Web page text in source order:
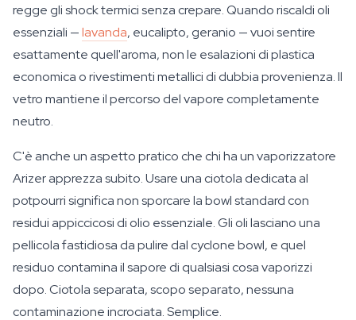
regge gli shock termici senza crepare. Quando riscaldi oli
essenziali —lavanda, eucalipto, geranio — vuoi sentire
esattamente quell'aroma, non le esalazioni di plastica
economica o rivestimenti metallici di dubbia provenienza. Il
vetro mantiene il percorso del vapore completamente
neutro.
C'è anche un aspetto pratico che chi ha un vaporizzatore
Arizer apprezza subito. Usare una ciotola dedicata al
potpourri significa non sporcare la bowl standard con
residui appiccicosi di olio essenziale. Gli oli lasciano una
pellicola fastidiosa da pulire dal cyclone bowl, e quel
residuo contamina il sapore di qualsiasi cosa vaporizzi
dopo. Ciotola separata, scopo separato, nessuna
contaminazione incrociata. Semplice.